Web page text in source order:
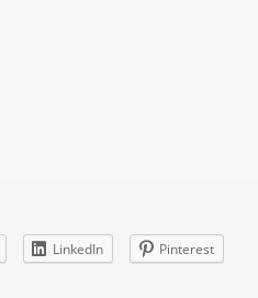
LinkedIn Pinterest